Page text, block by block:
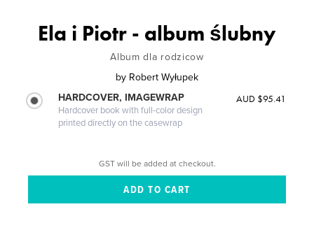
Ela i Piotr - album ślubny
Album dla rodzicow
by Robert Wyłupek
HARDCOVER, IMAGEWRAP
Hardcover book with full-color design
printed directly on the casewrap
AUD $95.41
GST will be added at checkout.